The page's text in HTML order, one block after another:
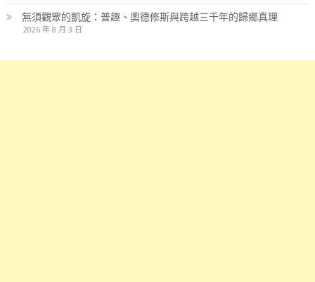
無須觀眾的凱旋：普趣、奧德修斯與跨越三千年的歸鄉真理
2026 年 8 月 3 日